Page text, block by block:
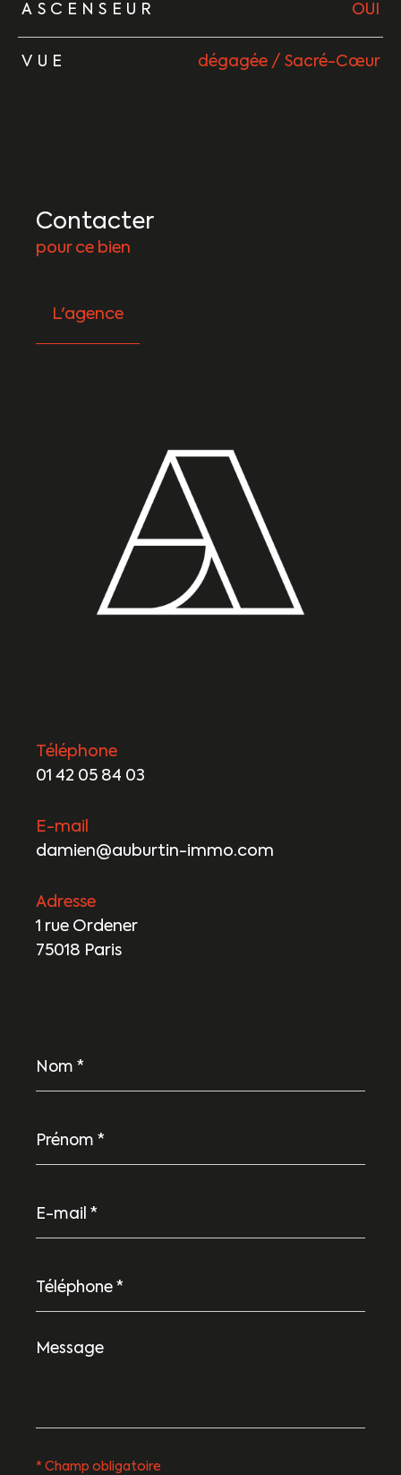
ASCENSEUR OUI
VUE dégagée / Sacré-Cœur
Contacter
pour ce bien
L'agence
Téléphone
01 42 05 84 03
E-mail
damien@auburtin-immo.com
Adresse
1 rue Ordener
75018 Paris
*
*
mail
*
Message
* Champ obligatoire